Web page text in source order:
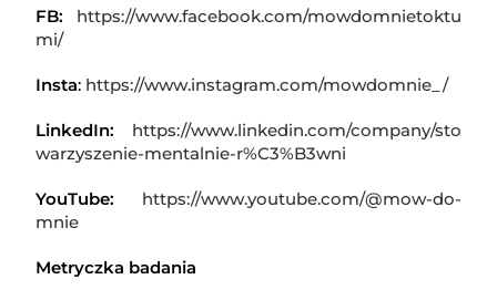
FB:
https://www.facebook.com/mowdomnietoktu
mi/
Insta: https://www.instagram.com/mowdomnie_/
LinkedIn:
https://www.linkedin.com/company/sto
warzyszenie-mentalnie-r%C3%B3wni
YouTube:
https://www.youtube.com/@mow-do-
mnie
Metryczka badania